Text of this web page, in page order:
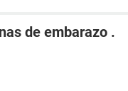
de embarazo .